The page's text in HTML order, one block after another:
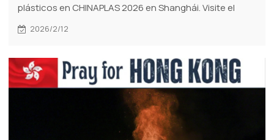
plásticos en CHINAPLAS 2026 en Shanghái. Visite el
stand 2.2A40 para descubrir equipos de fusión
2026/2/12